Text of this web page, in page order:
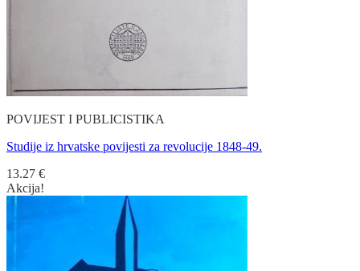
POVIJEST I PUBLICISTIKA
Studije iz hrvatske povijesti za revolucije 1848-49.
13.27 €
Akcija!